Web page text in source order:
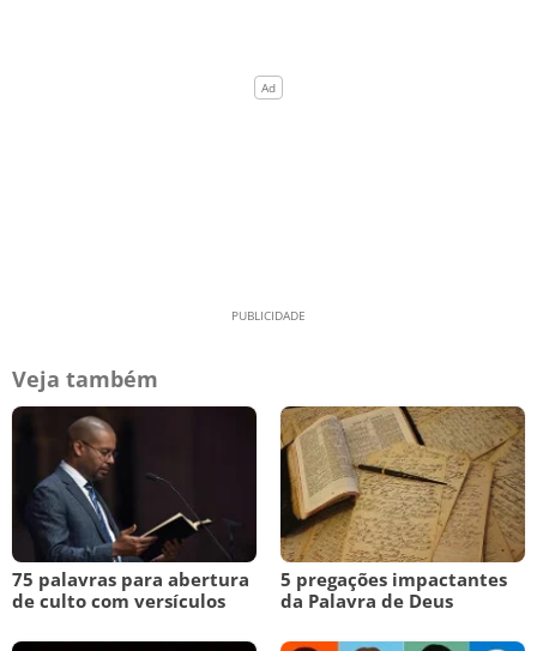
Veja também
75 palavras para abertura
de culto com versículos
5 pregações impactantes
da Palavra de Deus